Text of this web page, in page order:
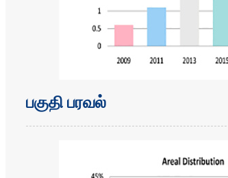
பகுதி பரவல்